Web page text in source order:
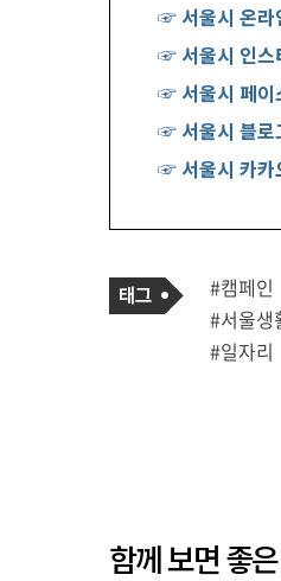
☞ 서울시 온라
☞ 서울시 인스
☞ 서울시 페이
☞ 서울시 블로
☞ 서울시 카카
사
관
련
태
그
태
그
#캠페인
#서울생
#일자리
함께 보면 좋